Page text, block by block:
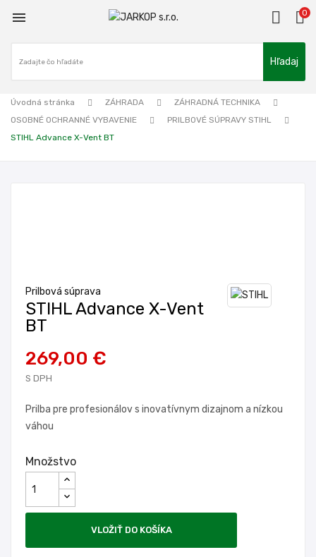
 0
Hľadaj
Úvodná stránka ZÁHRADA
ZÁHRADNÁ TECHNIKA
OSOBNÉ OCHRANNÉ VYBAVENIE
PRILBOVÉ SÚPRAVY STIHL
STIHL Advance X-Vent BT
Prilbová súprava
STIHL Advance X-Vent
BT
269,00 €
S DPH
Prilba pre profesionálov s inovatívnym dizajnom a nízkou
váhou
Množstvo
VLOŽIŤ DO KOŠÍKA